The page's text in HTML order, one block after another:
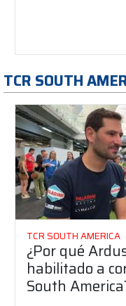
TCR SOUTH
TCR SOUTH AMERICA
¿Por qué
habilitado a
South